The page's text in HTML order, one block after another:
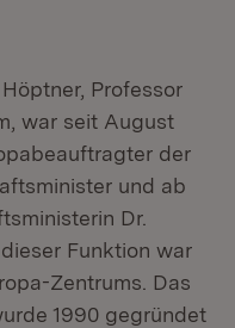
Professor
war seit August
der
und ab
Dr.
Funktion war
Zentrums. Das
1990 gegründet